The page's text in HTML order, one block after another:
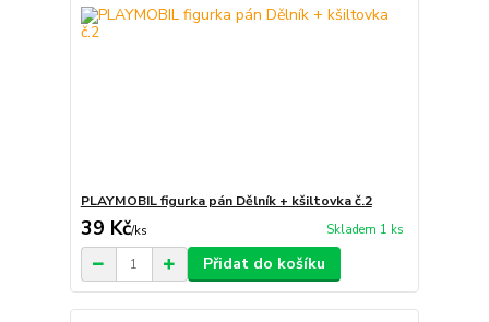
PLAYMOBIL figurka pán Dělník + kšiltovka č.2
39 Kč/ks Skladem 1 ks
Přidat do košíku